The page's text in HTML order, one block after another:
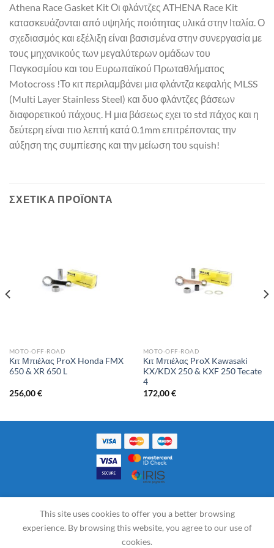
Athena Race Gasket Kit Οι φλάντζες ATHENA Race Kit
κατασκευάζονται από υψηλής ποιότητας υλικά στην Ιταλία. Ο
σχεδιασμός και εξέλιξη είναι βασισμένα στην συνεργασία με
τους μηχανικούς των μεγαλύτερων ομάδων του
Παγκοσμίου και του Ευρωπαϊκού Πρωταθλήματος
Motocross !Το κιτ περιλαμβάνει μια φλάντζα κεφαλής MLSS
(Multi Layer Stainless Steel) και δυο φλάντζες βάσεων
διαφορετικού πάχους. Η μια βάσεως εχει το std πάχος και η
δεύτερη είναι πιο λεπτή κατά 0.1mm επιτρέποντας την
αύξηση της συμπίεσης και την μείωση του squish!
ΣΧΕΤΙΚΆ ΠΡΟΪΌΝΤΑ
MOTO-OFF-ROAD
Κιτ Μπιέλας ProX Honda FMX
650 & XR 650 L
256,00€
MOTO-OFF-ROAD
Κιτ Μπιέλας ProX Kawasaki
KX/KDX 250 & KXF 250 Tecate
4
172,00€
ΠΟΛΙΤΙΚΉ ΕΠΙΣΤΡΟΦΏΝ
ΤΑΜΕΊΟ ΚΑΛΆΘΙ
This site uses cookies to offer you a better browsing
experience. By browsing this website, you agree to our use of
cookies.